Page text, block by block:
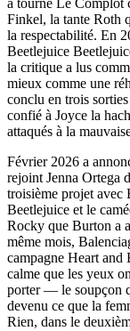
a tourné Le Complot
Finkel, la tante Roth
la respectabilité. En
Beetlejuice
la critique a lus
mieux comme une
conclu en trois sorties
confié à Joyce la
attaqués à la
Février 2026 a
rejoint Jenna Ortega
troisième projet avec
Beetlejuice et le
Rocky que Burton a
même mois,
campagne Heart
calme que les yeux
porter — le soupçon
devenu ce que la
Rien, dans le